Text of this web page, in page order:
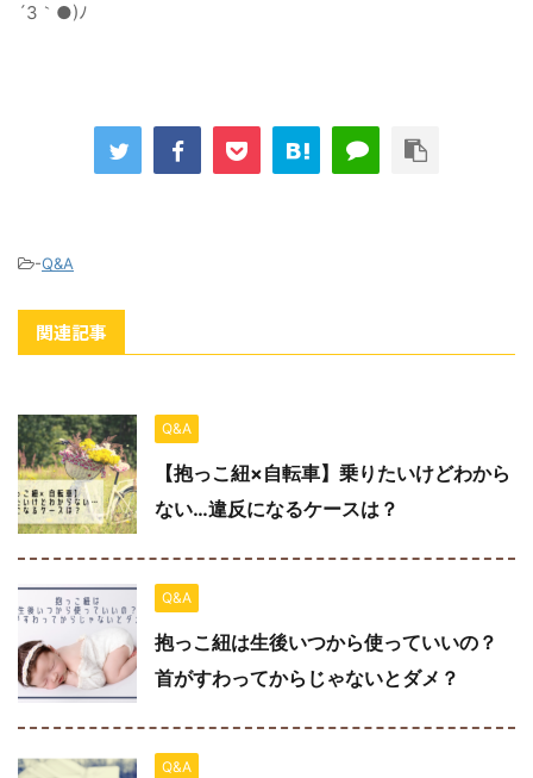
´З｀●)ﾉ
-Q&A
関連記事
Q&A
【抱っこ紐×自転車】乗りたいけどわから
ない…違反になるケースは？
Q&A
抱っこ紐は生後いつから使っていいの？
首がすわってからじゃないとダメ？
Q&A